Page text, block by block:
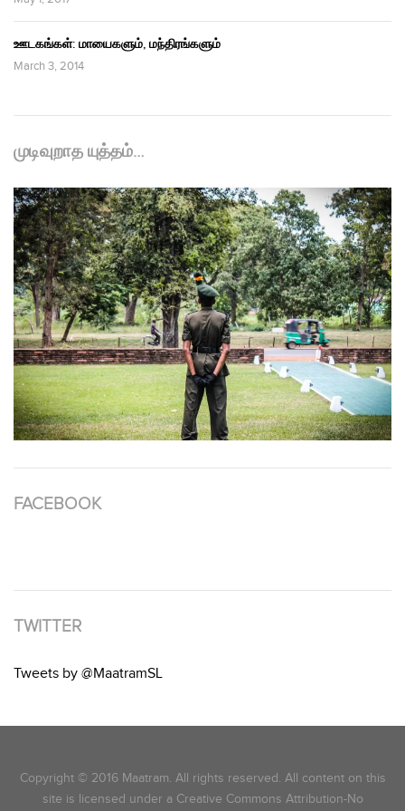
ஊடகங்கள்: மாயைகளும், மந்திரங்களும்
March 3, 2014
முடிவுறாத யுத்தம்…
FACEBOOK
TWITTER
Tweets by @MaatramSL
Copyright © 2016 Maatram. All rights reserved. All content on this
site is licensed under a Creative Commons Attribution-No